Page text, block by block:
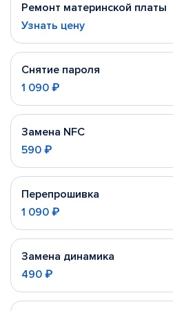
Ремонт материнской платы
Узнать цену
Снятие пароля
1 090 ₽
Замена NFC
590 ₽
Перепрошивка
1 090 ₽
Замена динамика
490 ₽